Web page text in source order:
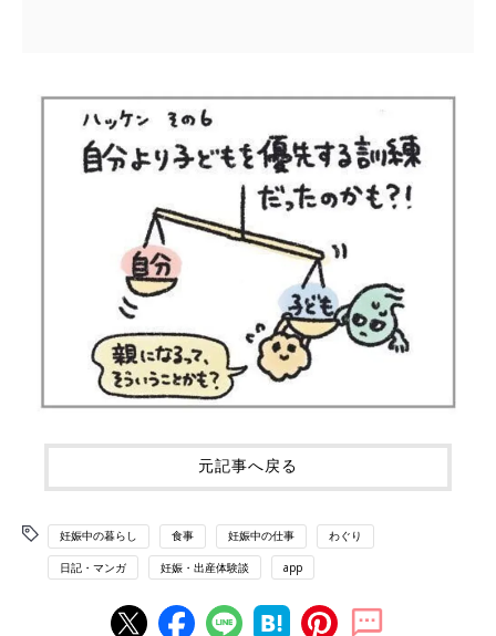
元記事へ戻る
妊娠中の暮らし 食事 妊娠中の仕事 わぐり
日記・マンガ 妊娠・出産体験談 app